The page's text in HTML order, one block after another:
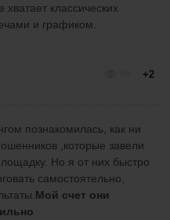
классических
и графиком.
+2
познакомилась, как ни
,которые завели
Но я от них быстро
самостоятельно,
Мой счет они